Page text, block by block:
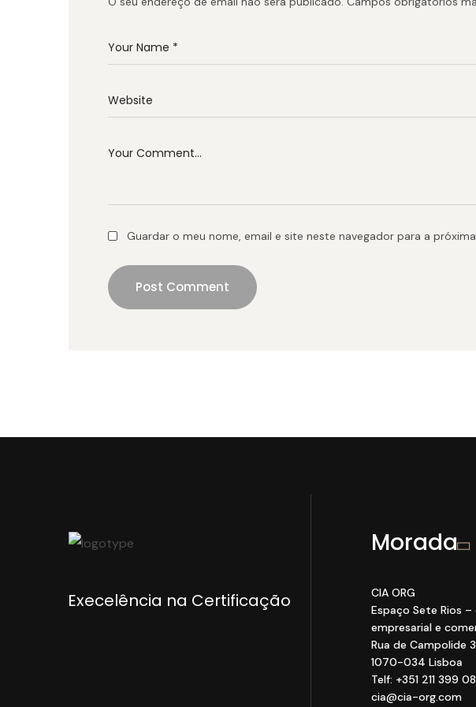
Guardar o meu nome, email e site neste navegador para a
Post Comment
Execelência na Certificação
Morada
CIA ORG
Espaço Sete Rios –
empresarial e
Rua de Campolide
1070-034 Lisboa
Telf: +351 211 399
cia@cia-org.com